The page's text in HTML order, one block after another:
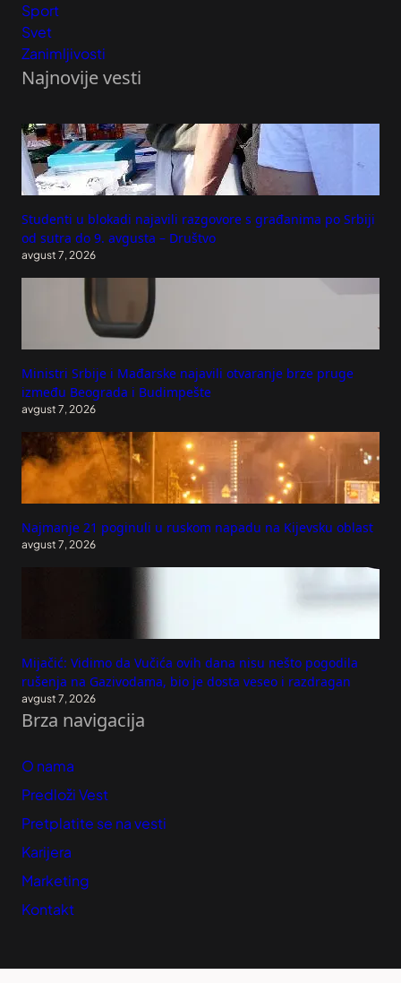
Sport
Svet
Zanimljivosti
Najnovije vesti
Studenti u blokadi najavili razgovore s građanima po Srbiji
od sutra do 9. avgusta – Društvo
avgust 7, 2026
Ministri Srbije i Mađarske najavili otvaranje brze pruge
između Beograda i Budimpešte
avgust 7, 2026
Najmanje 21 poginuli u ruskom napadu na Kijevsku oblast
avgust 7, 2026
Mijačić: Vidimo da Vučića ovih dana nisu nešto pogodila
rušenja na Gazivodama, bio je dosta veseo i razdragan
avgust 7, 2026
Brza navigacija
O nama
Predloži Vest
Pretplatite se na vesti
Karijera
Marketing
Kontakt